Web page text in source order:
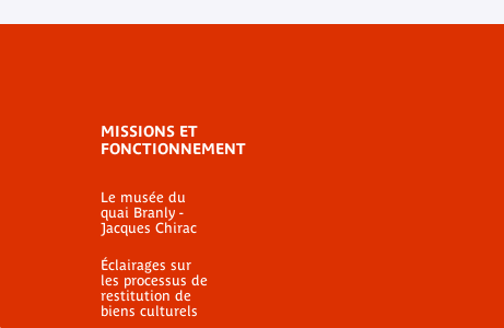
MISSIONS ET
FONCTIONNEMENT
Le musée du
quai Branly -
Jacques Chirac
Éclairages sur
les processus de
restitution de
biens culturels